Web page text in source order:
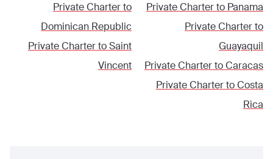
Private Charter to Panama
Private Charter to
Guayaquil
Private Charter toCaracas
Private Charter toCosta
Rica
Private Charter to
Dominican Republic
Private Charter toSaint
Vincent